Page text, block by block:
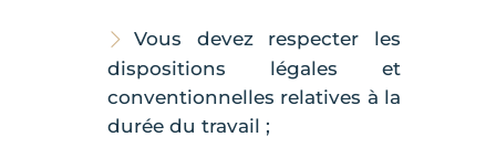
Vous devez respecter les
dispositions légales et
conventionnelles relatives à la
durée du travail ;